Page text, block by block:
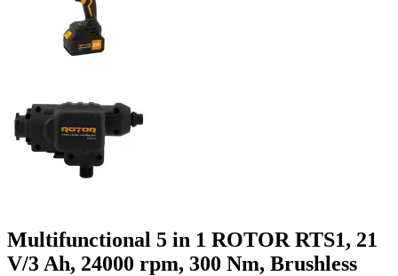
Multifunctional 5 in 1 ROTOR RTS1, 21
V/3 Ah, 24000 rpm, 300 Nm, Brushless